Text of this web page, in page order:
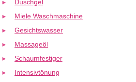
Duschgel
Miele Waschmaschine
Gesichtswasser
Massageöl
Schaumfestiger
Intensivtönung